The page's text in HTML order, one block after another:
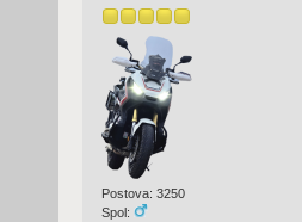
Postova: 3250
Spol: